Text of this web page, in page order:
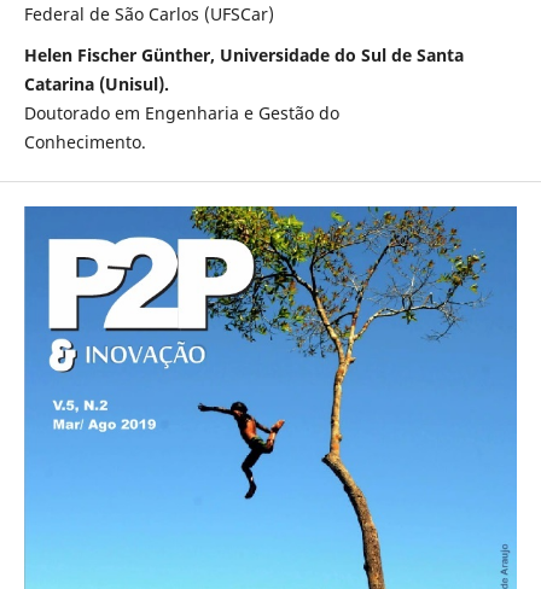
Federal de São Carlos (UFSCar)
Helen Fischer Günther, Universidade do Sul de Santa
Catarina (Unisul).
Doutorado em Engenharia e Gestão do
Conhecimento.